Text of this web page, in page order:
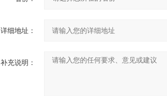
详细地址：
补充说明：